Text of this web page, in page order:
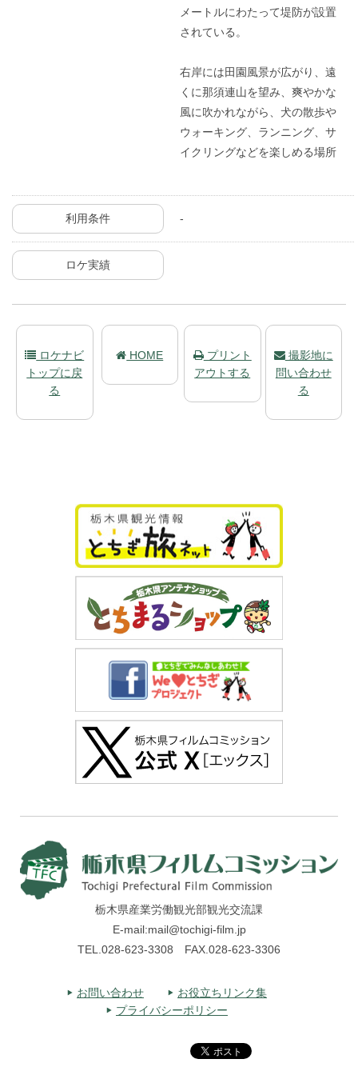
メートルにわたって堤防が設置
されている。
右岸には田園風景が広がり、遠
くに那須連山を望み、爽やかな
風に吹かれながら、犬の散歩や
ウォーキング、ランニング、サ
イクリングなどを楽しめる場所
利用条件 -
ロケ実績
撮影地に
問い合わせ
る
プリント
アウトする
ロケナビ
トップに戻
る
HOME
栃木県産業労働観光部観光交流課
E-mail:mail@tochigi-film.jp
TEL.028-623-3308 FAX.028-623-3306
お問い合わせ
お役立ちリンク集
プライバシーポリシー